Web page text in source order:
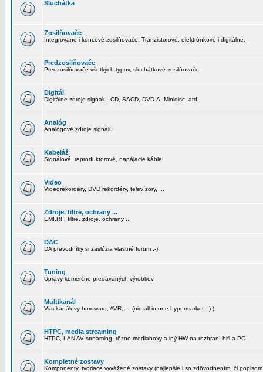
Sluchátka
Zosilňovače
Integrované i koncové zosilňovače. Tranzistorové, elektrónkové i digitálne.
Predzosilňovače
Predzosilňovače všetkých typov, sluchátkové zosilňovače.
Digitál
Digitálne zdroje signálu. CD, SACD, DVD-A, Minidisc, atď...
Analóg
Analógové zdroje signálu.
Kabeláž
Signálové, reproduktorové, napájacie káble.
Video
Videorekordéry, DVD rekordéry, televízory, ...
Zdroje, filtre, ochrany ...
EMI,RFI filtre, zdroje, ochrany ...
DAC
DA prevodníky si zaslúžia vlastné forum :-)
Tuning
Úpravy komerčne predávaných výrobkov.
Multikanál
Viackanálovy hardware, AVR, ... (nie all-in-one hypermarket :-) )
HTPC, media streaming
HTPC, LAN AV streaming, rôzne mediaboxy a iný HW na rozhraní hifi a PC
Kompletné zostavy
Komponenty, tvoriace vyvážené zostavy (najlepšie i so zdôvodnením, či